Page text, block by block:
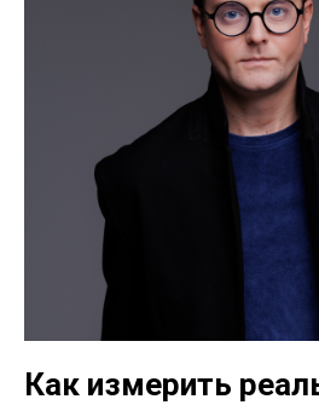
Как измерить